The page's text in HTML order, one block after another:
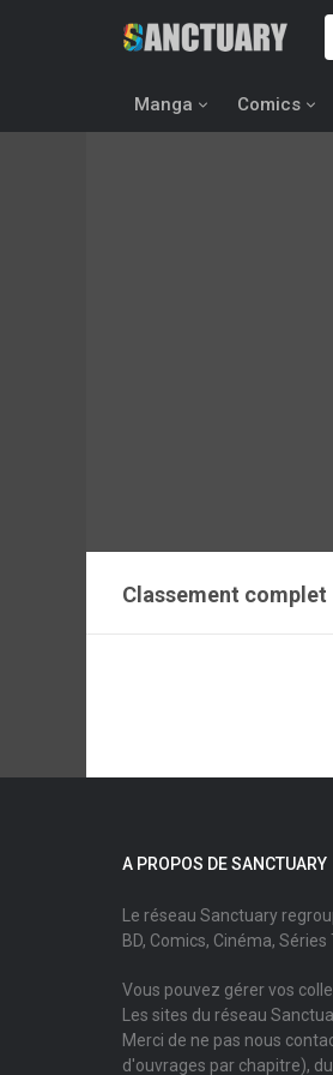
Manga Comics
Classement complet
A PROPOS DE SANCTUARY
Le réseau Sanctuary
BD, Comics, Cinéma, Séries
Vous pouvez gérer vos
Les sites du réseau
Merci de ne pas nous
d'ouvrages par chapitre),